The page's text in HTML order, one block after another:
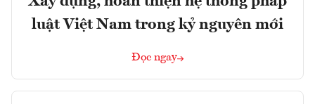
luật Việt Nam trong kỷ nguyên mới
Đọc ngay